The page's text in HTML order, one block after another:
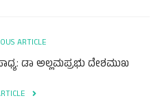
ARTICLE
ಡಾ ಅಲ್ಲಮಪ್ರಭು ದೇಶಮುಖ